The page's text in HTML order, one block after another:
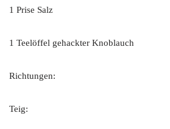
1 Prise Salz
1 Teelöffel gehackter Knoblauch
Richtungen:
Teig: